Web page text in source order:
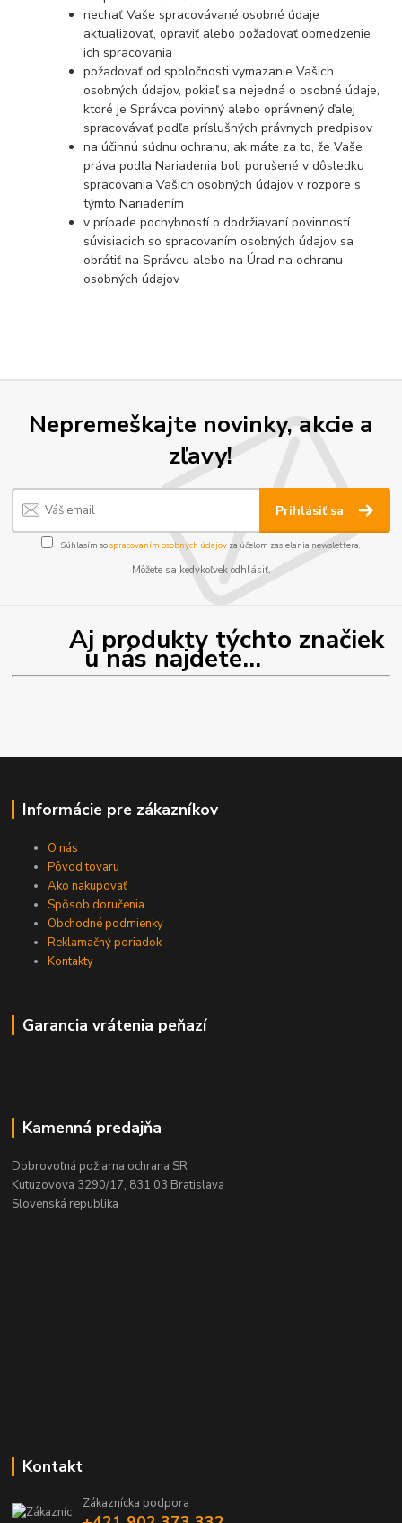
nechať Vaše spracovávané osobné údaje
aktualizovať, opraviť alebo požadovať obmedzenie
ich spracovania
požadovať od spoločnosti vymazanie Vašich
osobných údajov, pokiaľ sa nejedná o osobné údaje,
ktoré je Správca povinný alebo oprávnený ďalej
spracovávať podľa príslušných právnych predpisov
na účinnú súdnu ochranu, ak máte za to, že Vaše
práva podľa Nariadenia boli porušené v dôsledku
spracovania Vašich osobných údajov v rozpore s
týmto Nariadením
v prípade pochybností o dodržiavaní povinností
súvisiacich so spracovaním osobných údajov sa
obrátiť na Správcu alebo na Úrad na ochranu
osobných údajov
Nepremeškajte novinky, akcie a
zľavy!
Prihlásiť sa
Súhlasím sospracovaním osobných údajov za účelom zasielania newslettera.
Môžete sa kedykoľvek odhlásiť.
Aj produkty týchto značiek
u nás najdete...
Informácie pre zákazníkov
O nás
Pôvod tovaru
Ako nakupovať
Spôsob doručenia
Obchodné podmienky
Reklamačný poriadok
Kontakty
Garancia vrátenia peňazí
Kamenná predajňa
Dobrovoľná požiarna ochrana SR
Kutuzovova 3290/17, 831 03 Bratislava
Slovenská republika
Kontakt
Zákaznícka podpora